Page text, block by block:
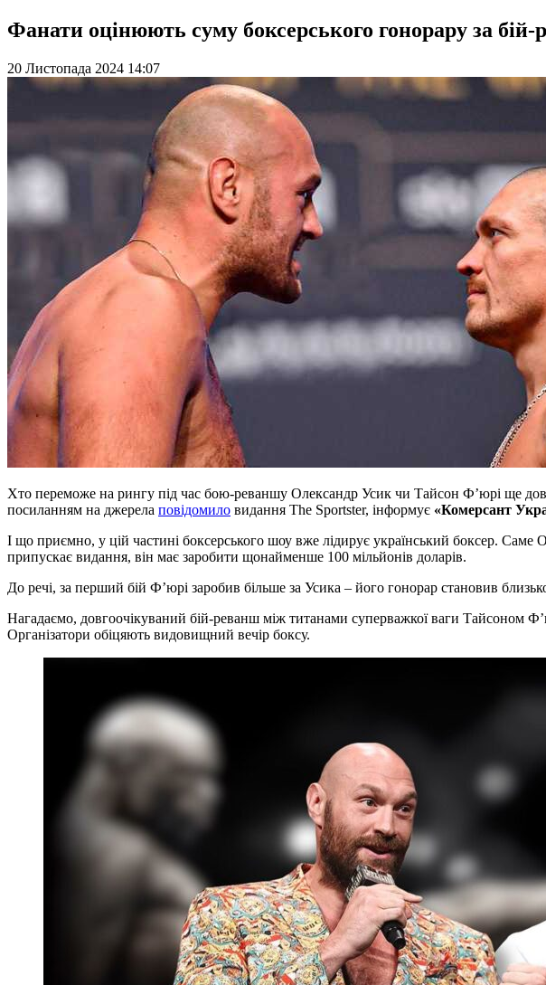
Фанати оцінюють суму боксерського гонорару за
20 Листопада 2024 14:07
Хто переможе на рингу під час бою-реваншу Олександр Усик чи Тайсон Ф’юрі ще
посиланням на джерела повідомило видання The Sportster, інформує «Комерсант
І що приємно, у цій частині боксерського шоу вже лідирує український боксер.
припускає видання, він має заробити щонайменше 100 мільйонів доларів.
До речі, за перший бій Ф’юрі заробив більше за Усика – його гонорар становив
Нагадаємо, довгоочікуваний бій-реванш між титанами суперважкої ваги Тайсоном
Організатори обіцяють видовищний вечір боксу.